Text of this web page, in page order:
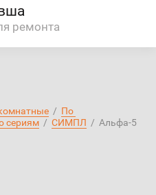
ремонта
  /
По
сериям
  /
СИМПЛ
  /  Альфа-5